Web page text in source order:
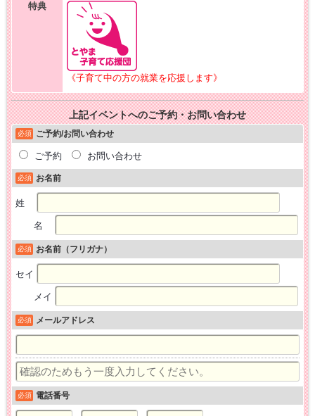
特典
《子育て中の方の就業を応援します》
上記イベントへのご予約・お問い合わせ
必須 ご予約/お問い合わせ
ご予約 お問い合わせ
必須 お名前
姓
名
必須 お名前（フリガナ）
セイ
メイ
必須 メールアドレス
必須 電話番号